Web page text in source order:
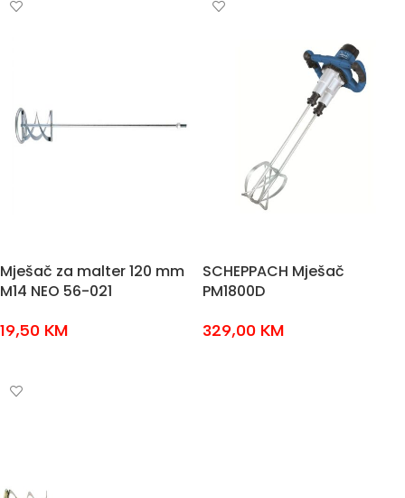
Mješač za malter 120 mm
M14 NEO 56-021
19,50 KM
SCHEPPACH Mješač
PM1800D
329,00 KM